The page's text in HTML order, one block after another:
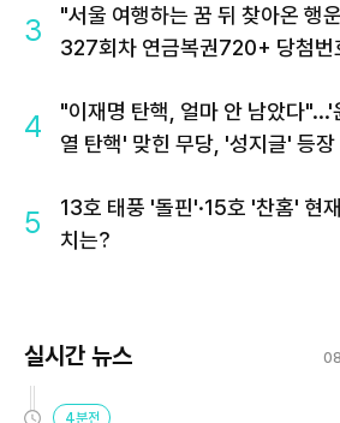
3
"서울 여행하는 꿈 뒤 찾아온 행
327회차 연금복권720+ 당첨번
4
"이재명 탄핵, 얼마 안 남았다"...'
열 탄핵' 맞힌 무당, '성지글' 등장
5
13호 태풍 '돌핀'·15호 '찬홈' 현
치는?
실시간 뉴스
4분전